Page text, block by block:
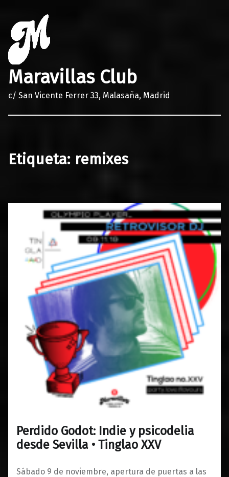
Maravillas Club
c/ San Vicente Ferrer 33, Malasaña, Madrid
Etiqueta: remixes
Perdido Godot: Indie y psicodelia
desde Sevilla • Tinglao XXV
Sábado 9 de noviembre, apertura de puertas a las
01/11/20190
Maravillas